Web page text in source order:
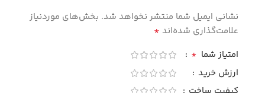
نشانی ایمیل شما منتشر نخواهد شد. بخش‌های موردنیاز
علامت‌گذاری شده‌اند *
امتیاز شما *
ارزش خرید